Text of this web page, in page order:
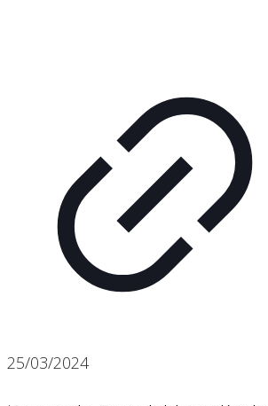
25/03/2024